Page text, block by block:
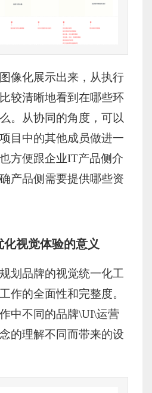
像化展示出来，从执行
较清晰地看到在哪些环
。从协同的角度，可以
目中的其他成员做进一
方便跟企业IT产品侧介
产品侧需要提供哪些资
视觉体验的意义
划品牌的视觉统一化工
作的全面性和完整度。
中不同的品牌\UI\运营
的理解不同而带来的设